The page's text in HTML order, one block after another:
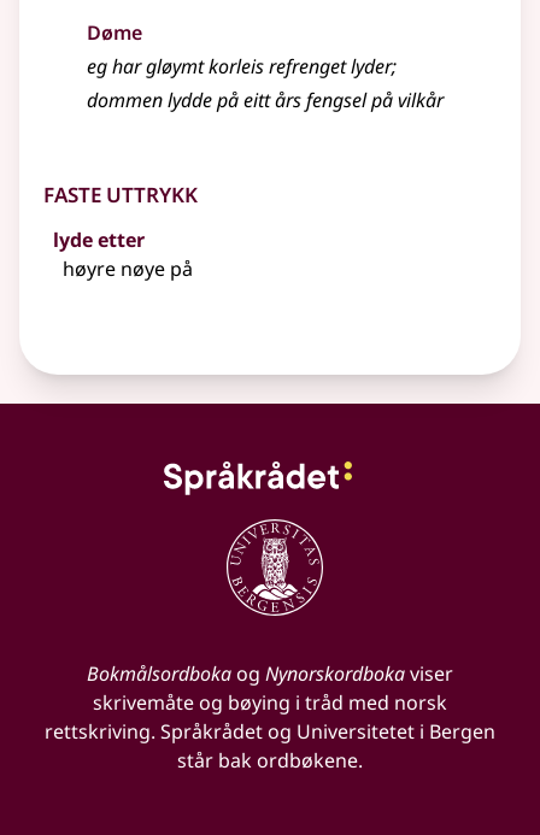
Døme
eg har gløymt korleis refrenget lyder;
dommen lydde på eitt års fengsel på vilkår
Faste uttrykk
lyde etter
høyre nøye på
Bokmålsordbokaog Nynorskordbokaviser
skrivemåte og bøying i tråd med norsk
rettskriving. Språkrådet og Universitetet i Bergen
står bak ordbøkene.